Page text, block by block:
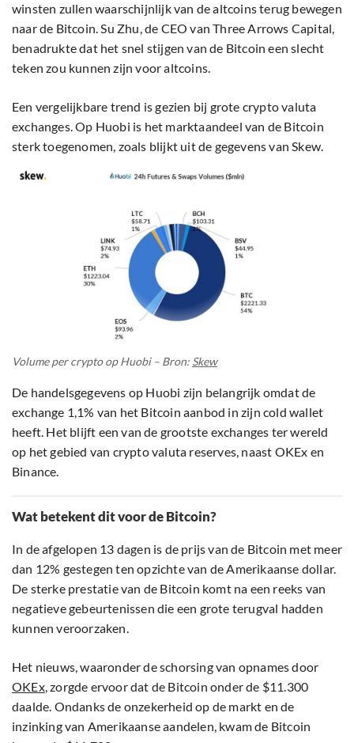
winsten zullen waarschijnlijk van de altcoins terug bewegen
naar de Bitcoin. Su Zhu, de CEO van Three Arrows Capital,
benadrukte dat het snel stijgen van de Bitcoin een slecht
teken zou kunnen zijn voor altcoins.
Een vergelijkbare trend is gezien bij grote crypto valuta
exchanges. Op Huobi is het marktaandeel van de Bitcoin
sterk toegenomen, zoals blijkt uit de gegevens van Skew.
Volume per crypto op Huobi – Bron: Skew
De handelsgegevens op Huobi zijn belangrijk omdat de
exchange 1,1% van het Bitcoin aanbod in zijn cold wallet
heeft. Het blijft een van de grootste exchanges ter wereld
op het gebied van crypto valuta reserves, naast OKEx en
Binance.
Wat betekent dit voor de Bitcoin?
In de afgelopen 13 dagen is de prijs van de Bitcoin met meer
dan 12% gestegen ten opzichte van de Amerikaanse dollar.
De sterke prestatie van de Bitcoin komt na een reeks van
negatieve gebeurtenissen die een grote terugval hadden
kunnen veroorzaken.
Het nieuws, waaronder de schorsing van opnames door
OKEx, zorgde ervoor dat de Bitcoin onder de $11.300
daalde. Ondanks de onzekerheid op de markt en de
inzinking van Amerikaanse aandelen, kwam de Bitcoin